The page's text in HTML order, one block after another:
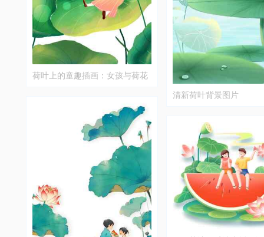
荷叶上的童趣插画：女孩与荷花
清新荷叶背景图片